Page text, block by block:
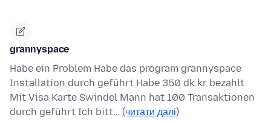
grannyspace
Habe ein Problem Habe das program grannyspace
Installation durch geführt Habe 350 dk.kr bezahlt
Mit Visa Karte Swindel Mann hat 100 Transaktionen
durch geführt Ich bitt… (читати далі)